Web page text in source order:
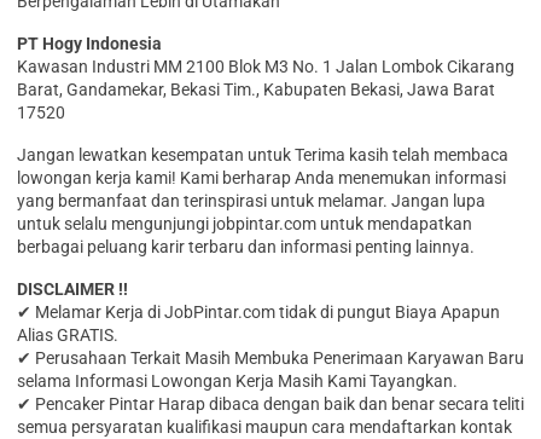
PT Hogy Indonesia
Kawasan Industri MM 2100 Blok M3 No. 1 Jalan Lombok Cikarang
Barat, Gandamekar, Bekasi Tim., Kabupaten Bekasi, Jawa Barat
17520
Jangan lewatkan kesempatan untuk Terima kasih telah membaca
lowongan kerja kami! Kami berharap Anda menemukan informasi
yang bermanfaat dan terinspirasi untuk melamar. Jangan lupa
untuk selalu mengunjungi jobpintar.com untuk mendapatkan
berbagai peluang karir terbaru dan informasi penting lainnya.
DISCLAIMER !!
✔ Melamar Kerja di JobPintar.com tidak di pungut Biaya Apapun
Alias GRATIS.
✔ Perusahaan Terkait Masih Membuka Penerimaan Karyawan Baru
selama Informasi Lowongan Kerja Masih Kami Tayangkan.
✔ Pencaker Pintar Harap dibaca dengan baik dan benar secara teliti
semua persyaratan kualifikasi maupun cara mendaftarkan kontak